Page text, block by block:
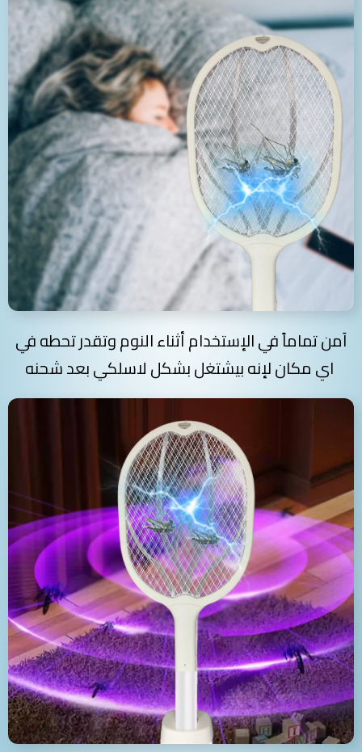
اَمن تماماً في الإستخدام أثناء النوم وتقدر تحطه في